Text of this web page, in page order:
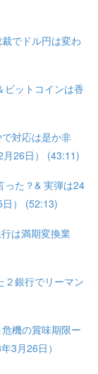
でドル円は変わ
ビットコインは香
対応は是か非
26日） (43:11)
った？& 実弾は24
） (52:13)
は満期変換業
２銀行でリーマン
機の賞味期限ー
3月26日）